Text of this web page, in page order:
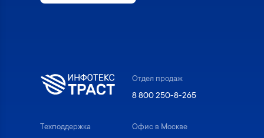
Отдел продаж
8 800 250-8-265
Техподдержка
Офис в Москве